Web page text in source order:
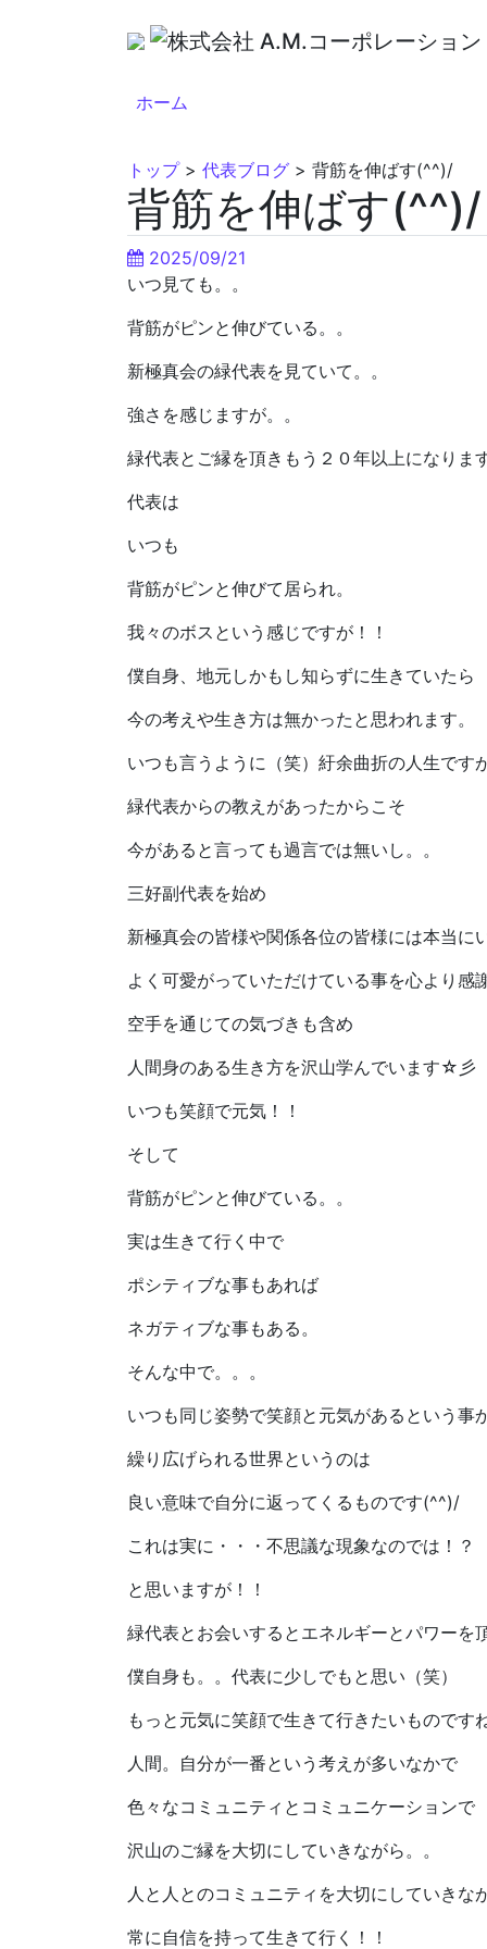
ホーム
トップ> 代表ブログ > 背筋を伸ばす(^^)/
背筋を伸ばす(^^)/
2025/09/21
いつ見ても。。
背筋がピンと伸びている。。
新極真会の緑代表を見ていて。。
強さを感じますが。。
緑代表とご縁を頂きもう２０年以上になります
代表は
いつも
背筋がピンと伸びて居られ。
我々のボスという感じですが！！
僕自身、地元しかもし知らずに生きていたら
今の考えや生き方は無かったと思われます。
いつも言うように（笑）紆余曲折の人生です
緑代表からの教えがあったからこそ
今があると言っても過言では無いし。。
三好副代表を始め
新極真会の皆様や関係各位の皆様には本当に
よく可愛がっていただけている事を心より感
空手を通じての気づきも含め
人間身のある生き方を沢山学んでいます☆彡
いつも笑顔で元気！！
そして
背筋がピンと伸びている。。
実は生きて行く中で
ポシティブな事もあれば
ネガティブな事もある。
そんな中で。。。
いつも同じ姿勢で笑顔と元気があるという事
繰り広げられる世界というのは
良い意味で自分に返ってくるものです(^^)/
これは実に・・・不思議な現象なのでは！？
と思いますが！！
緑代表とお会いするとエネルギーとパワーを
僕自身も。。代表に少しでもと思い（笑）
もっと元気に笑顔で生きて行きたいものです
人間。自分が一番という考えが多いなかで
色々なコミュニティとコミュニケーションで
沢山のご縁を大切にしていきながら。。
人と人とのコミュニティを大切にしていきな
常に自信を持って生きて行く！！